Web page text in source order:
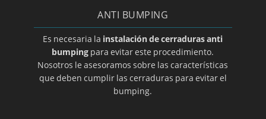
ANTI BUMPING
Es necesaria la instalación de cerraduras anti
bumping para evitar este procedimiento.
Nosotros le asesoramos sobre las características
que deben cumplir las cerraduras para evitar el
bumping.